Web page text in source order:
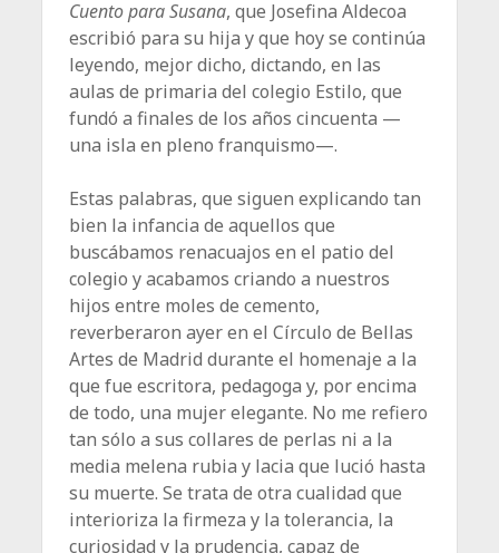
Cuento para Susana, que Josefina Aldecoa
escribió para su hija y que hoy se continúa
leyendo, mejor dicho, dictando, en las
aulas de primaria del colegio Estilo, que
fundó a finales de los años cincuenta —
una isla en pleno franquismo—.
Estas palabras, que siguen explicando tan
bien la infancia de aquellos que
buscábamos renacuajos en el patio del
colegio y acabamos criando a nuestros
hijos entre moles de cemento,
reverberaron ayer en el Círculo de Bellas
Artes de Madrid durante el homenaje a la
que fue escritora, pedagoga y, por encima
de todo, una mujer elegante. No me refiero
tan sólo a sus collares de perlas ni a la
media melena rubia y lacia que lució hasta
su muerte. Se trata de otra cualidad que
interioriza la firmeza y la tolerancia, la
curiosidad y la prudencia, capaz de